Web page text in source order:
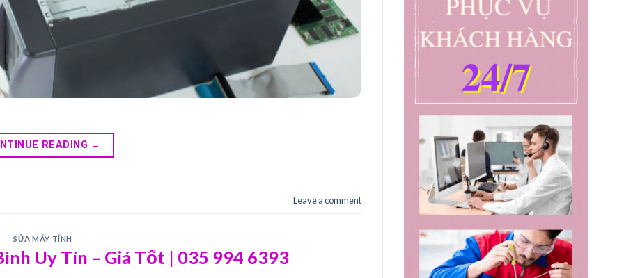
READING →
Leave a comment
SỬA MÁY TÍNH
Uy Tín – Giá Tốt | 035 994 6393